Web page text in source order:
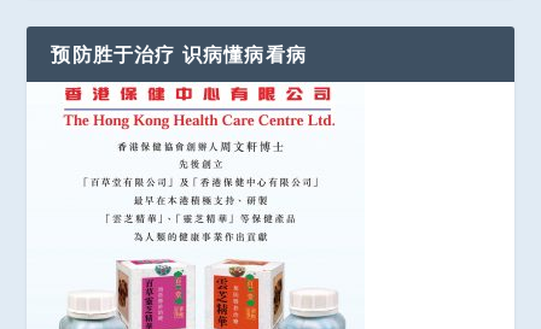
预防胜于治疗 识病懂病看病